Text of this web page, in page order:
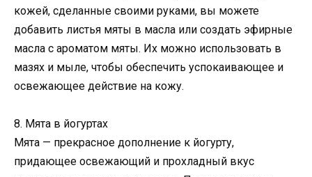
кожей, сделанные своими руками, вы можете
добавить листья мяты в масла или создать эфирные
масла с ароматом мяты. Их можно использовать в
мазях и мыле, чтобы обеспечить успокаивающее и
освежающее действие на кожу.
8. Мята в йогуртах
Мята — прекрасное дополнение к йогурту,
придающее освежающий и прохладный вкус